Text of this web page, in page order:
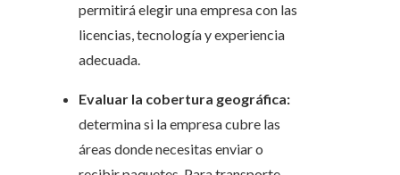
permitirá elegir una empresa con las
licencias, tecnología y experiencia
adecuada.
Evaluar la cobertura geográfica:
determina si la empresa cubre las
áreas donde necesitas enviar o